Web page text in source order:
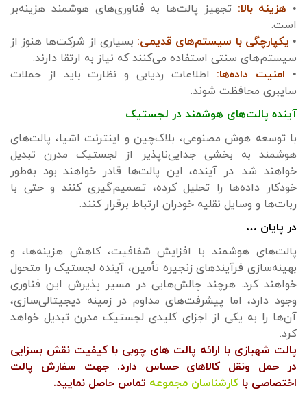
• هزینه بالا: تجهیز پالت‌ها به فناوری‌های هوشمند هزینه‌بر
است.
• یکپارچگی با سیستم‌های قدیمی: بسیاری از شرکت‌ها هنوز از
سیستم‌های سنتی استفاده می‌کنند که نیاز به ارتقا دارند.
• امنیت داده‌ها: اطلاعات ردیابی و نظارت باید از حملات
سایبری محافظت شوند.
آینده پالت‌های هوشمند در لجستیک
با توسعه هوش مصنوعی، بلاک‌چین و اینترنت اشیا، پالت‌های
هوشمند به بخشی جدایی‌ناپذیر از لجستیک مدرن تبدیل
خواهند شد. در آینده، این پالت‌ها قادر خواهند بود به‌طور
خودکار داده‌ها را تحلیل کرده، تصمیم‌گیری کنند و حتی با
ربات‌ها و وسایل نقلیه خودران ارتباط برقرار کنند.
در پایان …
پالت‌های هوشمند با افزایش شفافیت، کاهش هزینه‌ها، و
بهینه‌سازی فرآیندهای زنجیره تأمین، آینده لجستیک را متحول
خواهند کرد. هرچند چالش‌هایی در مسیر پذیرش این فناوری
وجود دارد، اما پیشرفت‌های مداوم در زمینه دیجیتالی‌سازی،
آن‌ها را به یکی از اجزای کلیدی لجستیک مدرن تبدیل خواهد
کرد.
پالت شهبازی با ارائه پالت های چوبی با کیفیت نقش بسزایی
در حمل‌ ونقل کالاهای حساس دارد. جهت سفارش پالت
اختصاصی با کارشناسان مجموعه تماس حاصل نمایید.